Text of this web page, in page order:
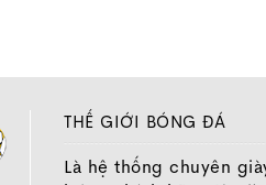
- 16 Academy:Giá
So sánh vapor 16
THẾ GIỚI BÓNG ĐÁ
Là hệ thống chuyên